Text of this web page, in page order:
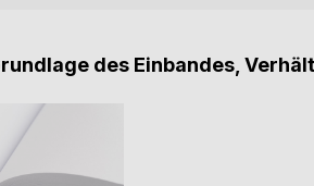
des Einbandes,